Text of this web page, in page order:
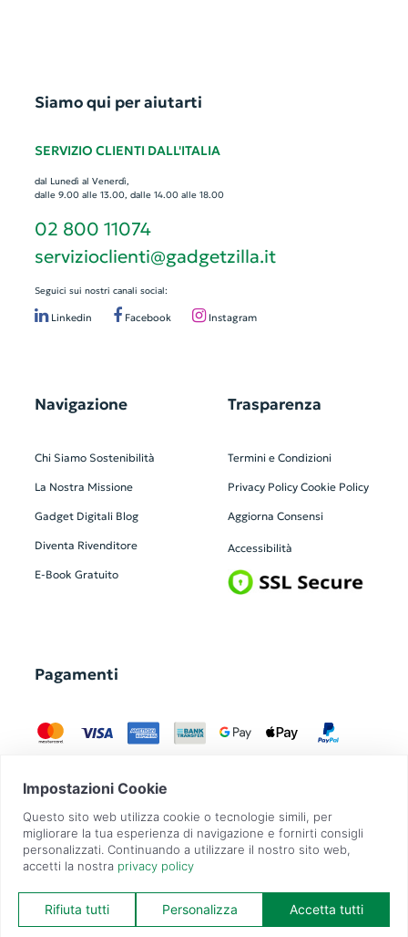
Siamo qui per aiutarti
SERVIZIO CLIENTI DALL'ITALIA
dal Lunedì al Venerdì,
dalle 9.00 alle 13.00, dalle 14.00 alle 18.00
02 800 11074
servizioclienti@gadgetzilla.it
Seguici sui nostri canali social:
Linkedin Facebook Instagram
Navigazione
Chi Siamo Sostenibilità
La Nostra Missione
Gadget Digitali Blog
Diventa Rivenditore
E-Book Gratuito
Trasparenza
Termini e Condizioni
Privacy Policy Cookie Policy
Aggiorna Consensi
Accessibilità
Pagamenti
GadgetZilla è un Brand di Overbi S.r.l.| realizzato con Contit
| © 2026 Tutti
i diritti riservati | P.IVA: 09351560967